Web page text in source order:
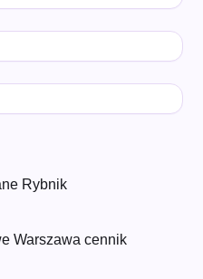
Rybnik
Warszawa cennik